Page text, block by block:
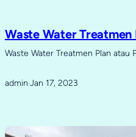
Waste Water Treatmen
Waste Water Treatmen Plan atau
admin·Jan 17, 2023